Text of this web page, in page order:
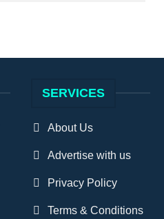
SERVICES
About Us
Advertise with us
Privacy Policy
Terms & Conditions